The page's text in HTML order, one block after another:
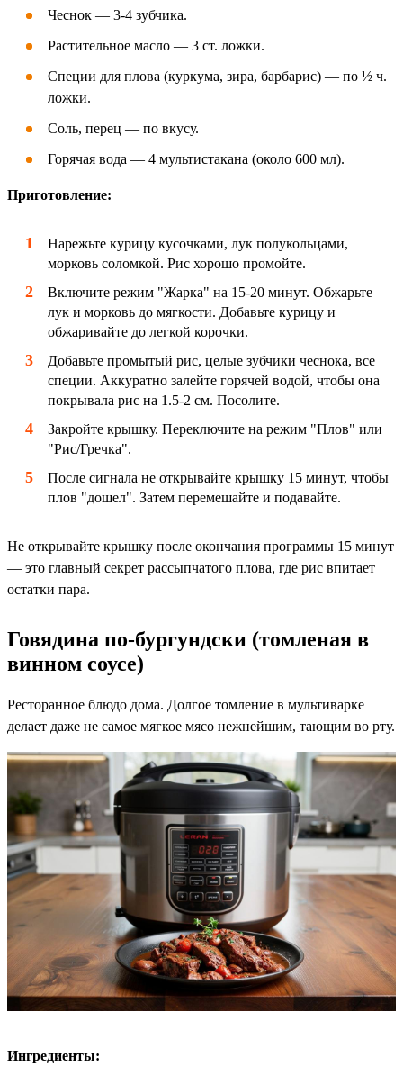
Чеснок — 3-4 зубчика.
Растительное масло — 3 ст. ложки.
Специи для плова (куркума, зира, барбарис) — по ½ ч.
ложки.
Соль, перец — по вкусу.
Горячая вода — 4 мультистакана (около 600 мл).
Приготовление:
Нарежьте курицу кусочками, лук полукольцами,
морковь соломкой. Рис хорошо промойте.
Включите режим "Жарка" на 15-20 минут. Обжарьте
лук и морковь до мягкости. Добавьте курицу и
обжаривайте до легкой корочки.
Добавьте промытый рис, целые зубчики чеснока, все
специи. Аккуратно залейте горячей водой, чтобы она
покрывала рис на 1.5-2 см. Посолите.
Закройте крышку. Переключите на режим "Плов" или
"Рис/Гречка".
После сигнала не открывайте крышку 15 минут, чтобы
плов "дошел". Затем перемешайте и подавайте.
Не открывайте крышку после окончания программы 15 минут
— это главный секрет рассыпчатого плова, где рис впитает
остатки пара.
Говядина по-бургундски (томленая в
винном соусе)
Ресторанное блюдо дома. Долгое томление в мультиварке
делает даже не самое мягкое мясо нежнейшим, тающим во рту.
Ингредиенты: